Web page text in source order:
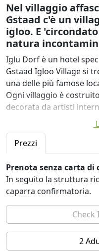
Nel villaggio
Gstaad c'è un
igloo. E
natura
Iglu Dorf è un hotel
Gstaad Igloo Village si
una delle più famose
Ogni villaggio è
decorata da artisti
di ghiaccio a mano e
magici.
L'Iglu-Dorf Davos vanta
circondato dalle
legno e pietra una
camino.
Gli ospiti possono
persone, compresi i
L'hotel dispone anche
Con la vostra
Prezzi
Prenota senza carta di
In seguito la struttura
caparra confirmatoria.
2